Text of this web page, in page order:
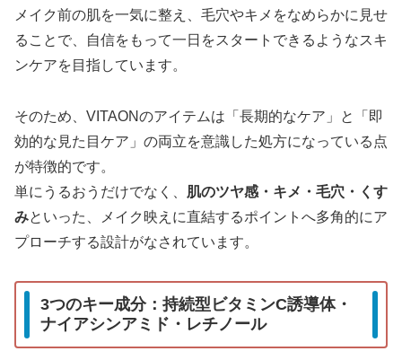
メイク前の肌を一気に整え、毛穴やキメをなめらかに見せ
ることで、自信をもって一日をスタートできるようなスキ
ンケアを目指しています。
そのため、VITAONのアイテムは「長期的なケア」と「即
効的な見た目ケア」の両立を意識した処方になっている点
が特徴的です。
単にうるおうだけでなく、 肌のツヤ感・キメ・毛穴・くす
みといった、メイク映えに直結するポイントへ多角的にア
プローチする設計がなされています。
3つのキー成分：持続型ビタミンC誘導体・
ナイアシンアミド・レチノール